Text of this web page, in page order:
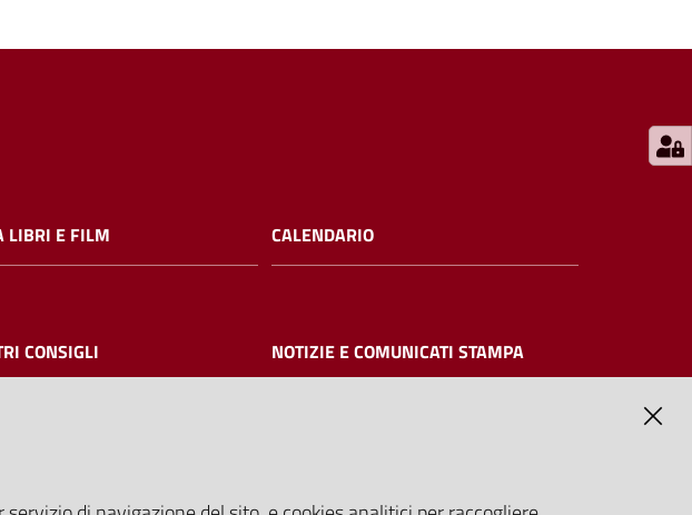
LIBRI E FILM CALENDARIO
CONSIGLI NOTIZIE E COMUNICATI STAMPA